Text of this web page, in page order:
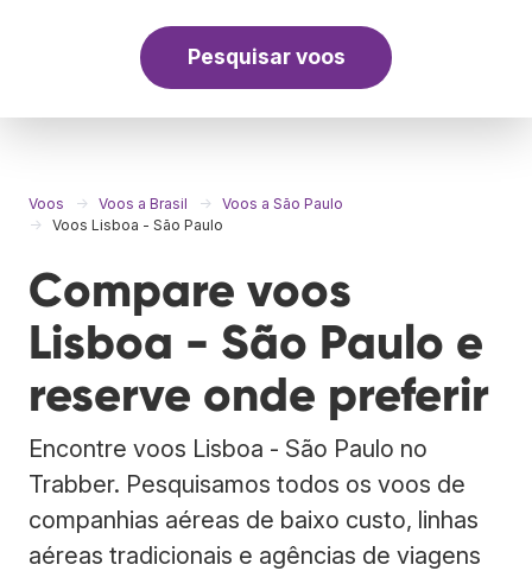
Pesquisar voos
Voos Voos a Brasil
Voos a São Paulo
Voos Lisboa - São Paulo
Compare voos
Lisboa - São Paulo e
reserve onde preferir
Encontre voos Lisboa - São Paulo no
Trabber. Pesquisamos todos os voos de
companhias aéreas de baixo custo, linhas
aéreas tradicionais e agências de viagens